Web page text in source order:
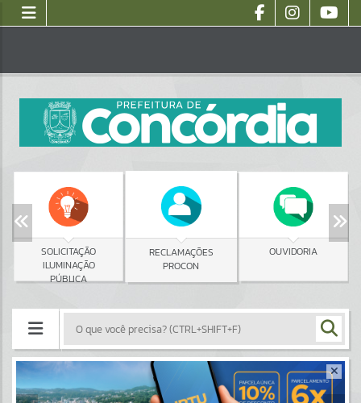
SOLICITAÇÃO
ILUMINAÇÃO
PÚBLICA
RECLAMAÇÕES
PROCON
OUVIDORIA